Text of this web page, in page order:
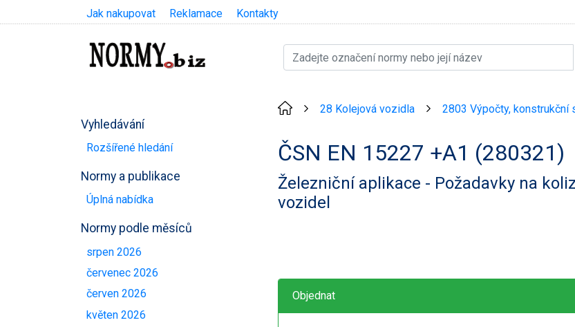
Jak nakupovat Reklamace Kontakty
Vyhledávání
Rozšířené hledání
Normy a publikace
Úplná nabídka
Normy podle měsíců
srpen 2026
červenec 2026
červen 2026
květen 2026
28 Kolejová vozidla 2803 Výpočty, konstrukční
ČSN EN 15227 +A1 (280321)
Železniční aplikace - Požadavky na
vozidel
Objednat